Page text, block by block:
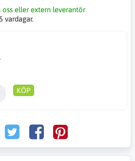
oss eller extern leverantör
vardagar.
KÖP